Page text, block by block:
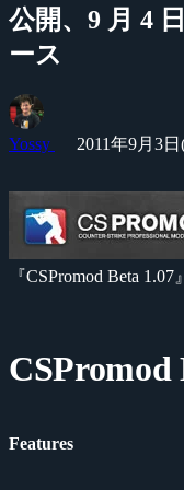
公開、9 月 4
ース
Yossy 2011年9月3
『CSPromod Beta
CSPromod
Features